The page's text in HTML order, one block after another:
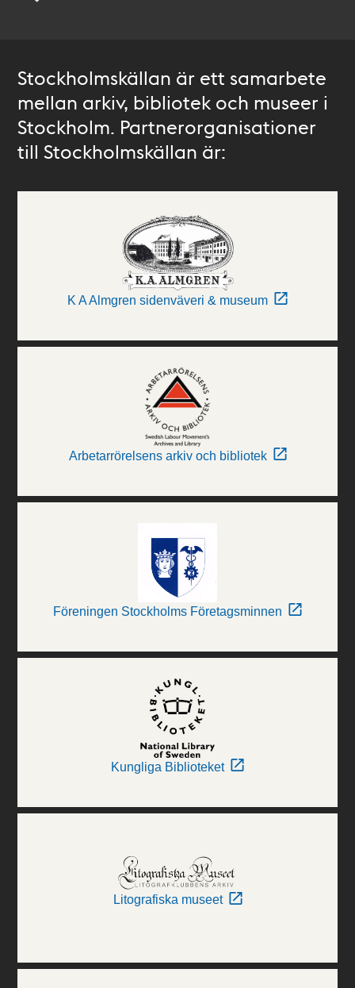
Stockholmskällan är ett samarbete
mellan arkiv, bibliotek och museer i
Stockholm. Partnerorganisationer
till Stockholmskällan är:
K A Almgren sidenväveri & museum
Arbetarrörelsens arkiv och bibliotek
Föreningen Stockholms Företagsminnen
Kungliga Biblioteket
Litografiska museet